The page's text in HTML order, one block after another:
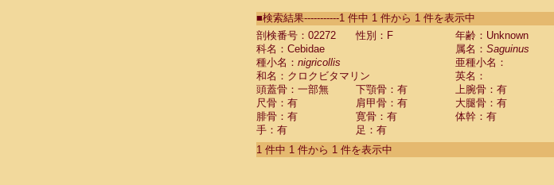
CebidaeSaguinus labiatus(0)
Cebidae Saguinus leucopus (0)
Cebidae
CebidaeSaguinus mystax
CebidaeSaguinus nigricollis (1)
Cebidae Saguinus oedipus
Cebidae Saguinus weddelli
Cebidae Saguinusspp.
Cebidae Aotus trivirgatus
Cebidae Cebus albifrons
■検索結果-----------1 件中 1 件から 1 件を表示中
剖検番号：02272
性別：F
年齢：Unknown
科名：Cebidae
属名： Saguinus
種小名： nigricollis
亜種小名：
和名：クロクビタマリン
英名：
頭蓋骨：一部無
下顎骨：有 上腕骨：有
尺骨：有
肩甲骨：有 大腿骨：有
腓骨：有
寛骨：有
体幹：有
手：有
足：有
1 件中 1 件から 1 件を表示中